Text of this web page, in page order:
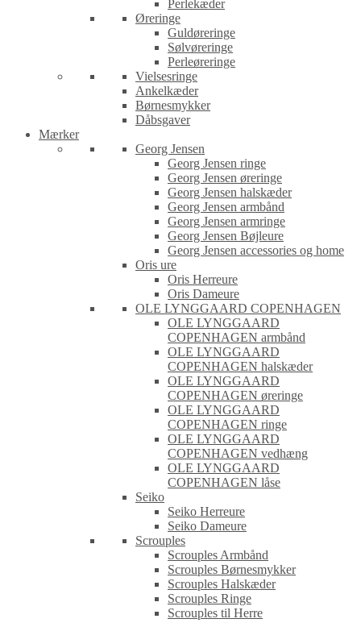
Perlekæder
Øreringe
Guldøreringe
Sølvøreringe
Perleøreringe
Vielsesringe
Ankelkæder
Børnesmykker
Dåbsgaver
Mærker
Georg Jensen
Georg Jensen ringe
Georg Jensen øreringe
Georg Jensen halskæder
Georg Jensen armbånd
Georg Jensen armringe
Georg Jensen Bøjleure
Georg Jensen accessories og home
Oris ure
Oris Herreure
Oris Dameure
OLE LYNGGAARD COPENHAGEN
OLE LYNGGAARD
COPENHAGEN armbånd
OLE LYNGGAARD
COPENHAGEN halskæder
OLE LYNGGAARD
COPENHAGEN øreringe
OLE LYNGGAARD
COPENHAGEN ringe
OLE LYNGGAARD
COPENHAGEN vedhæng
OLE LYNGGAARD
COPENHAGEN låse
Seiko
Seiko Herreure
Seiko Dameure
Scrouples
Scrouples Armbånd
Scrouples Børnesmykker
Scrouples Halskæder
Scrouples Ringe
Scrouples til Herre